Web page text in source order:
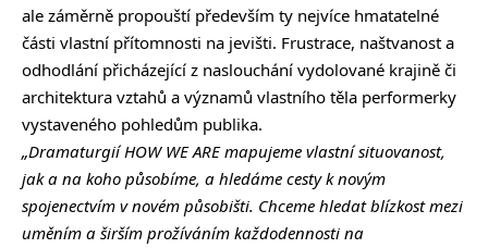
ale záměrně propouští především ty nejvíce hmatatelné
části vlastní přítomnosti na jevišti. Frustrace, naštvanost a
odhodlání přicházející z naslouchání vydolované krajině či
architektura vztahů a významů vlastního těla performerky
vystaveného pohledům publika.
„Dramaturgií HOW WE AREmapujeme vlastní situovanost,
jak a na koho působíme, a hledáme cesty k novým
spojenectvím v novém působišti. Chceme hledat blízkost mezi
uměním a širším prožíváním každodennosti na